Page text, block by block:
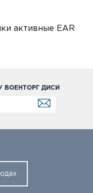
активные EAR
ВОЕНТОРГ ДИСИ